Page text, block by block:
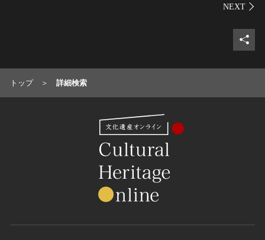
シェ
トップ 詳細検索